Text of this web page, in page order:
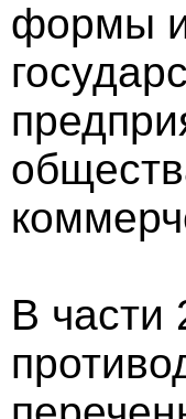
формы и
В части